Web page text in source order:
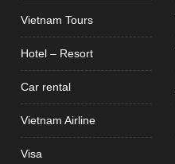
Vietnam Tours
Hotel – Resort
Car rental
Vietnam Airline
Visa